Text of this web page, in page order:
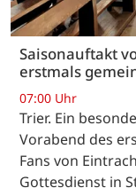
Saisonauftakt
erstmals
07:00 Uhr
Trier. Ein
Vorabend des
Fans von
Gottesdienst in